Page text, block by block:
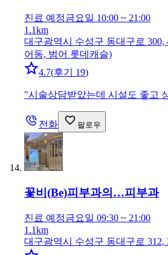
진료 예정금요일 10:00 ~ 21:00
1.1km
대구광역시 수성구 동대구로 300,
어동, 범어 롯데캐슬)
4.7(후기 19)
"시술상담받았는데 시설도 좋고
전화 팔로우
꽃비(Be)피부과의…피부과
진료 예정금요일 09:30 ~ 21:00
1.1km
대구광역시 수성구 동대구로 312,